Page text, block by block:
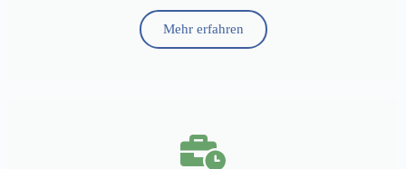
Mehr erfahren